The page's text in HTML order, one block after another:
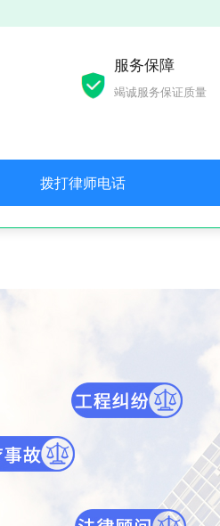
服务保障
竭诚服务保证质量
拨打律师电话